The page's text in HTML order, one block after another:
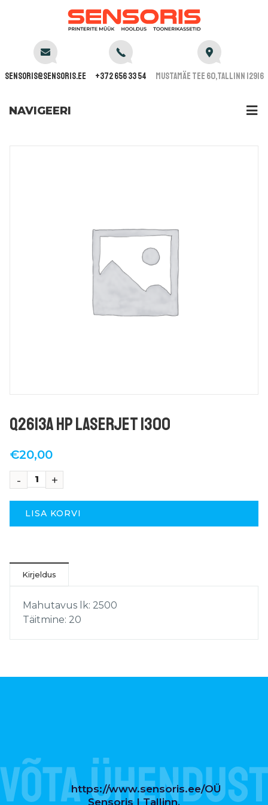
sensoris@sensoris.ee +372 656 33 54 Mustamäe tee 60,Tallinn 12916
NAVIGEERI
Q2613A HP LaserJet 1300
€20,00
LISA KORVI
Kirjeldus
Mahutavus lk: 2500
Täitmine: 20
https://www.sensoris.ee/OÜ
Sensoris | Tallinn,